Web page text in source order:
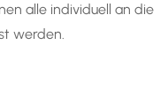
alle individuell an die
werden.